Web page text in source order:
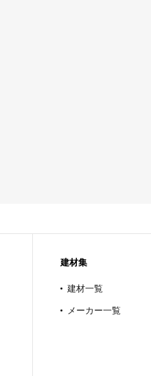
建材集
建材一覧
メーカー一覧